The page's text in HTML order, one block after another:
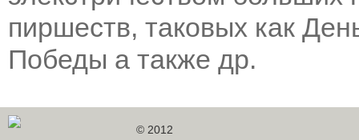
пиршеств, таковых как
Победы а также др.
© 2012